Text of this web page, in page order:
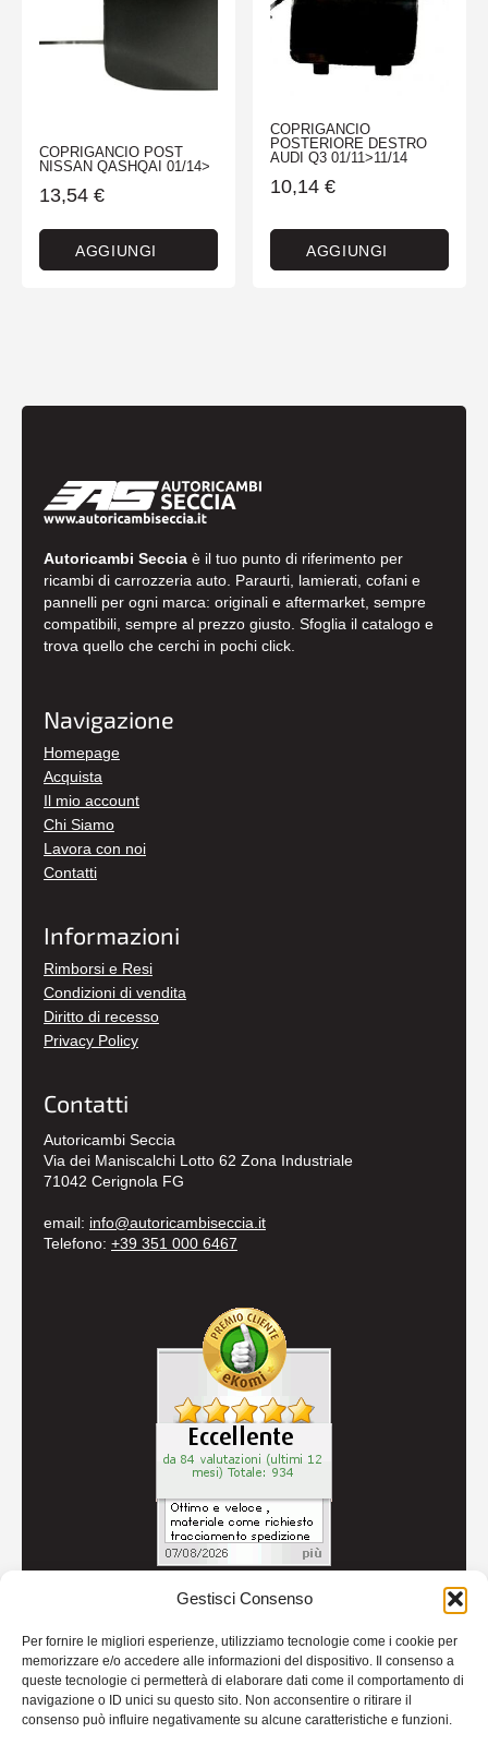
Gestisci Consenso
Per fornire le migliori esperienze, utilizziamo tecnologie come i cookie per
memorizzare e/o accedere alle informazioni del dispositivo. Il consenso a
queste tecnologie ci permetterà di elaborare dati come il comportamento di
navigazione o ID unici su questo sito. Non acconsentire o ritirare il
consenso può influire negativamente su alcune caratteristiche e funzioni.
COPRIGANCIO POST
NISSAN QASHQAI 01/14>
13,54 €
AGGIUNGI
COPRIGANCIO
POSTERIORE DESTRO
AUDI Q3 01/11>11/14
10,14 €
AGGIUNGI
Autoricambi Seccia è il tuo punto di riferimento per
ricambi di carrozzeria auto. Paraurti, lamierati, cofani e
pannelli per ogni marca: originali e aftermarket, sempre
compatibili, sempre al prezzo giusto. Sfoglia il catalogo e
trova quello che cerchi in pochi click.
Navigazione
Homepage
Acquista
Il mio account
Chi Siamo
Lavora con noi
Contatti
Informazioni
Rimborsi e Resi
Condizioni di vendita
Diritto di recesso
Privacy Policy
Contatti
Autoricambi Seccia
Via dei Maniscalchi Lotto 62 Zona Industriale
71042 Cerignola FG
email: info@autoricambiseccia.it
Telefono: +39 351 000 6467
Credits